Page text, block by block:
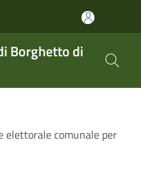
Borghetto di
elettorale comunale per